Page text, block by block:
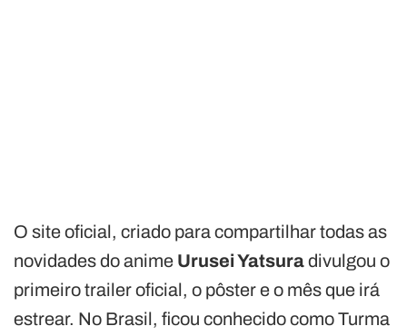
O site oficial, criado para compartilhar todas as
novidades do anime Urusei Yatsuradivulgou o
primeiro trailer oficial, o pôster e o mês que irá
estrear. No Brasil, ficou conhecido como Turma